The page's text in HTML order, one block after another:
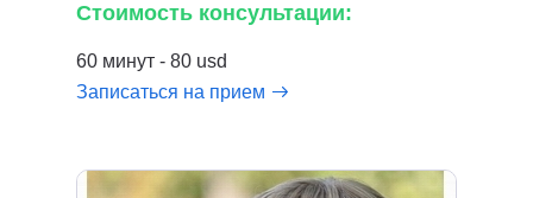
Стоимость консультации:
60 минут - 80 usd
Записаться на прием